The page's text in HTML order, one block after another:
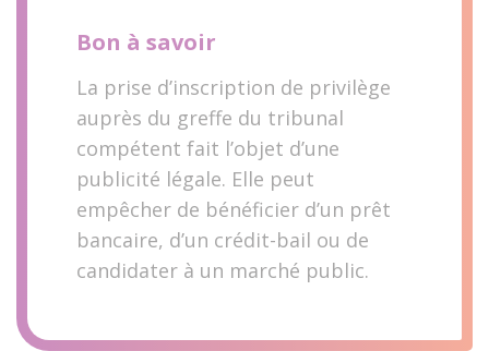
Bon à savoir
La prise d’inscription de privilège
auprès du greffe du tribunal
compétent fait l’objet d’une
publicité légale. Elle peut
empêcher de bénéficier d’un prêt
bancaire, d’un crédit-bail ou de
candidater à un marché public.